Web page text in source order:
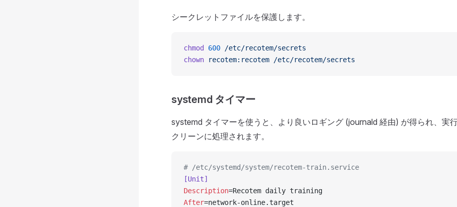
シークレットファイルを保護します。
chmod 600 /etc/recotem/secrets
chown recotem:recotem /etc/recotem/secrets
systemd タイマー
systemd タイマーを使うと、より良いロギング (journald 経由) が得られ、実
クリーンに処理されます。
# /etc/systemd/system/recotem-train.service
[Unit]
Description=Recotem daily training
After=network-online.target